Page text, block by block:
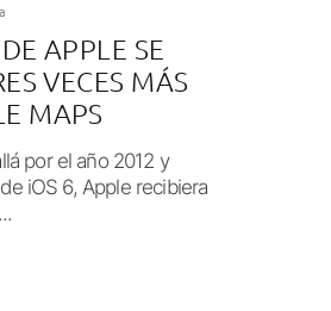
APPLE SE
VECES MÁS
MAPS
por el año 2012 y
iOS 6, Apple recibiera